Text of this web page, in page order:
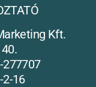
Kft.
277707
2-16